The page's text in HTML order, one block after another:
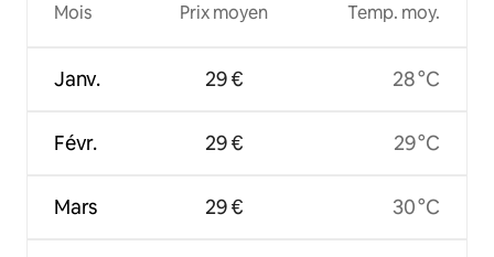
Mois
Janv.
Févr.
Mars
Prix moyen
29 €
29 €
29 €
Temp. moy.
28 °C
29 °C
30 °C